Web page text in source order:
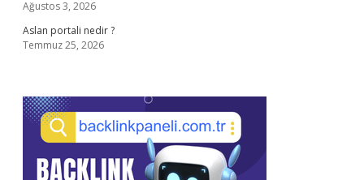
Ağustos 3, 2026
Aslan portali nedir ?
Temmuz 25, 2026